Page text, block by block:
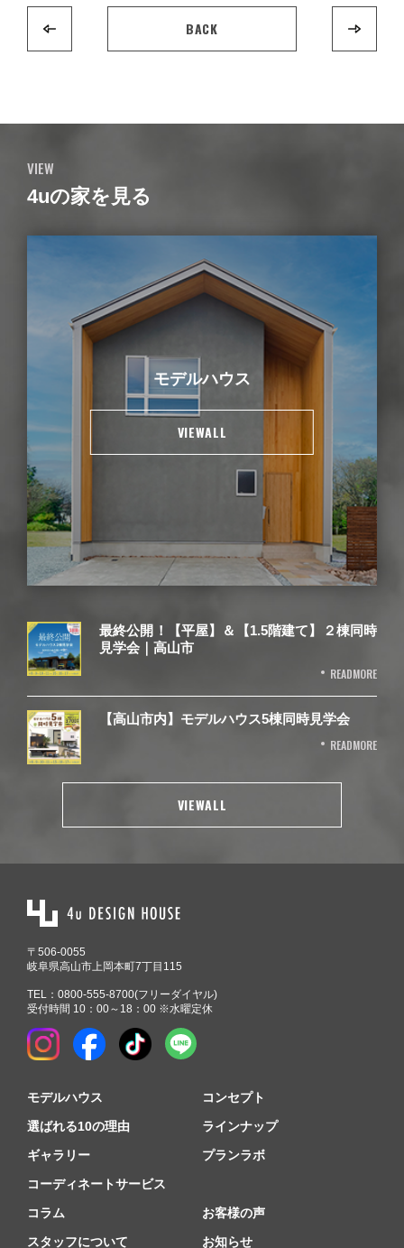
BACK
VIEW
4uの家を見る
モデルハウス
VIEWALL
最終公開！【平屋】＆【1.5階建て】２棟同時
見学会｜高山市
READMORE
【高山市内】モデルハウス5棟同時見学会
READMORE
VIEWALL
〒506-0055
岐阜県高山市上岡本町7丁目115
TEL： 0800-555-8700(フリーダイヤル)
受付時間 10：00～18：00 ※水曜定休
モデルハウス
コンセプト
選ばれる10の理由
ラインナップ
ギャラリー
プランラボ
コーディネートサービス
コラム
お客様の声
スタッフについて
お知らせ